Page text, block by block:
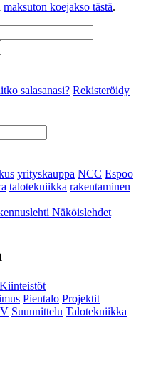
maksuton koejakso tästä.
salasanasi? Rekisteröidy
yrityskauppa NCC Espoo
talotekniikka rakentaminen
Näköislehdet
Kiinteistöt
Pientalo Projektit
Suunnittelu Talotekniikka